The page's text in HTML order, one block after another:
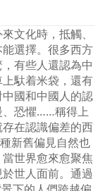
文化時，抵觸、
選擇。很多西方
有些人還認為中
馱着米袋，還有
國和中國人的認
、恐懼……稱得上
在認識偏差的西
新舊偏見自然也
世界愈來愈聚焦
世人面前。通過